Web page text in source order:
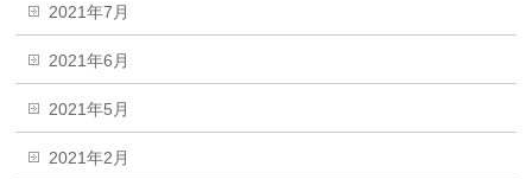
2021年7月
2021年6月
2021年5月
2021年2月